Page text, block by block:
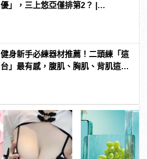
優」，三上悠亞僅排第2？ |
健身新手必練器材推薦！二頭練「這
台」最有感，腹肌、胸肌、背肌這樣